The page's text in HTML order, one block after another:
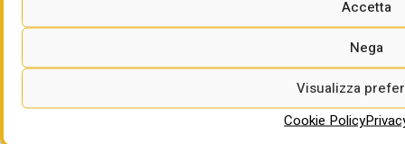
Accetta
Nega
Visualizza
Cookie Policy
PRIVACY POLICY
GESTISCI COOKIE